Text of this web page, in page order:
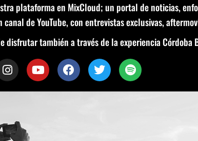
plataforma en MixCloud; un portal de noticias,
de YouTube, con entrevistas exclusivas,
disfrutar también a través de la experiencia Córdoba